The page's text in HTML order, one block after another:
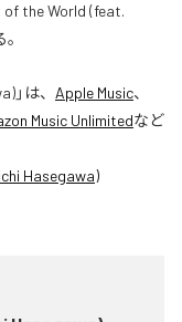
the World (feat.
」は、 Apple Music、
Music Unlimitedなど
Hasegawa)